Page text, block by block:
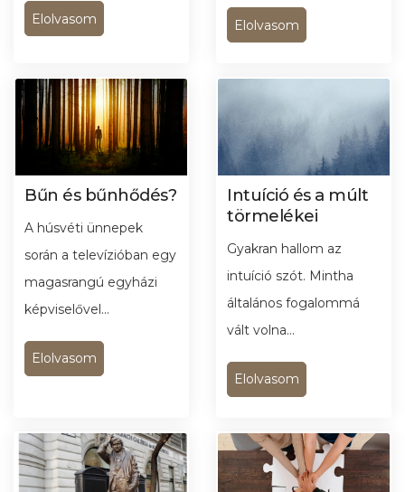
Elolvasom Elolvasom
Bűn és bűnhődés?
A húsvéti ünnepek
során a televízióban egy
magasrangú egyházi
képviselővel...
Elolvasom
Intuíció és a múlt
törmelékei
Gyakran hallom az
intuíció szót. Mintha
általános fogalommá
vált volna...
Elolvasom